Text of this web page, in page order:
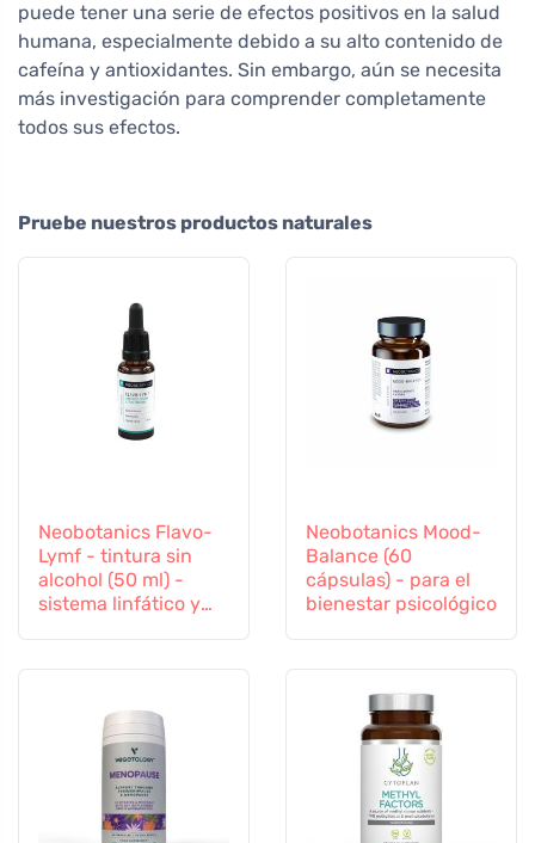
puede tener una serie de efectos positivos en la salud
humana, especialmente debido a su alto contenido de
cafeína y antioxidantes. Sin embargo, aún se necesita
más investigación para comprender completamente
todos sus efectos.
Pruebe nuestros productos naturales
Neobotanics Flavo-
Lymf - tintura sin
alcohol (50 ml) -
sistema linfático y
Neobotanics Mood-
Balance (60
cápsulas) - para el
bienestar psicológico